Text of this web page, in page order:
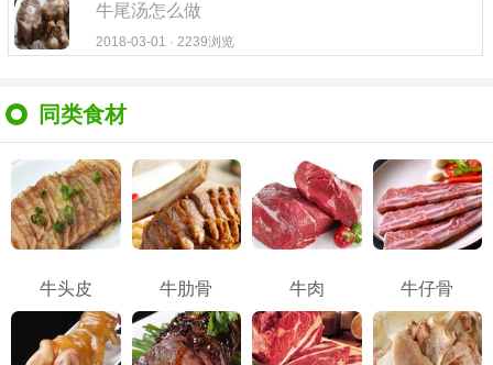
牛尾汤怎么做
2018-03-01 · 2239浏览
同类食材
牛头皮 牛肋骨 牛肉 牛仔骨